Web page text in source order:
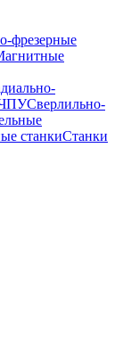
фрезерные
ЧПУСверлильно-
станкиСтанки